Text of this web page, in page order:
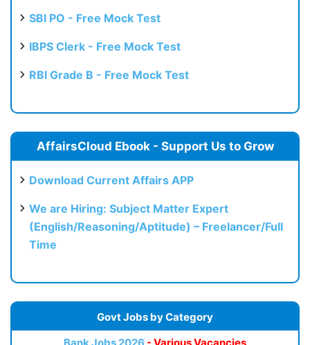
SBI PO - Free Mock Test
IBPS Clerk - Free Mock Test
RBI Grade B - Free Mock Test
AffairsCloud Ebook - Support Us to Grow
Download Current Affairs APP
We are Hiring: Subject Matter Expert
(English/Reasoning/Aptitude) – Freelancer/Full
Time
Govt Jobs by Category